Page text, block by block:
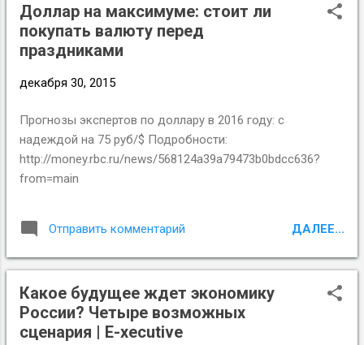
Доллар на максимуме: стоит ли
покупать валюту перед
праздниками
декабря 30, 2015
Прогнозы экспертов по доллару в 2016 году: с
надеждой на 75 руб/$ Подробности:
http://money.rbc.ru/news/568124a39a79473b0bdcc636?
from=main
Отправить комментарий ДАЛЕЕ...
Какое будущее ждет экономику
России? Четыре возможных
сценария | E-xecutive